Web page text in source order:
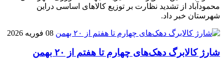
محمودآباد از تشدید نظارت بر توزیع کالا‌های اساسی دراین
شهرستان خبر داد.
08 فوریه 2026
شارژ کالابرگ دهک‌های چهارم تا هفتم از ۲۰ بهمن